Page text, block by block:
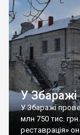
реставрувати,
[…]
У Збаражі
У Збаражі
млн 750 тис.
реставрація»